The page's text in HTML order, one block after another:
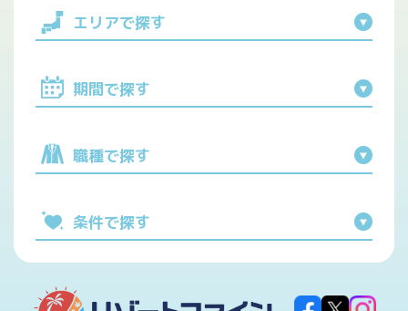
エリアで探す
期間で探す
職種で探す
条件で探す